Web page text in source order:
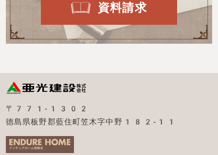
資料請求
〒771-1302
徳島県板野郡藍住町笠木字中野182-11